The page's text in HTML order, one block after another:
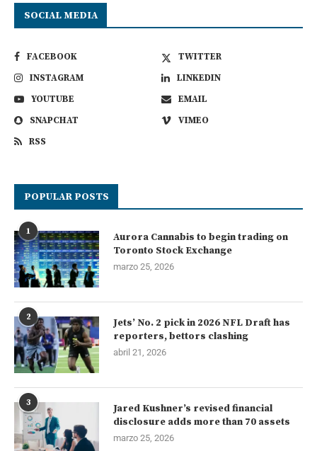
SOCIAL MEDIA
FACEBOOK
TWITTER
INSTAGRAM
LINKEDIN
YOUTUBE
EMAIL
SNAPCHAT
VIMEO
RSS
POPULAR POSTS
1
Aurora Cannabis to begin trading on
Toronto Stock Exchange
marzo 25, 2026
2
Jets’ No. 2 pick in 2026 NFL Draft has
reporters, bettors clashing
abril 21, 2026
3
Jared Kushner’s revised financial
disclosure adds more than 70 assets
marzo 25, 2026